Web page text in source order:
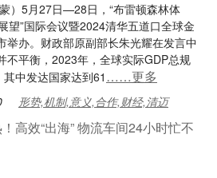
）5月27日—28日，“布雷顿森林体
望”国际会议暨2024清华五道口全球金
举办。财政部原副部长朱光耀在发言中
不平衡，2023年，全球实际GDP总规
中发达国家达到61 ……更多
形势,机制,意义,合作,财经,清迈